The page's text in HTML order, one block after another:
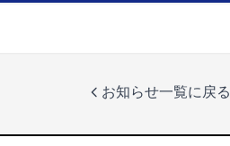
お知らせ一覧に戻る